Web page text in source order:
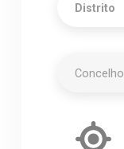
Distrito
Concelho